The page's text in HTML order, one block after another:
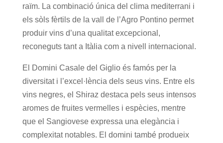
raïm. La combinació única del clima mediterrani i
els sòls fèrtils de la vall de l’Agro Pontino permet
produir vins d’una qualitat excepcional,
reconeguts tant a Itàlia com a nivell internacional.
El Domini Casale del Giglio és famós per la
diversitat i l’excel·lència dels seus vins. Entre els
vins negres, el Shiraz destaca pels seus intensos
aromes de fruites vermelles i espècies, mentre
que el Sangiovese expressa una elegància i
complexitat notables. El domini també produeix